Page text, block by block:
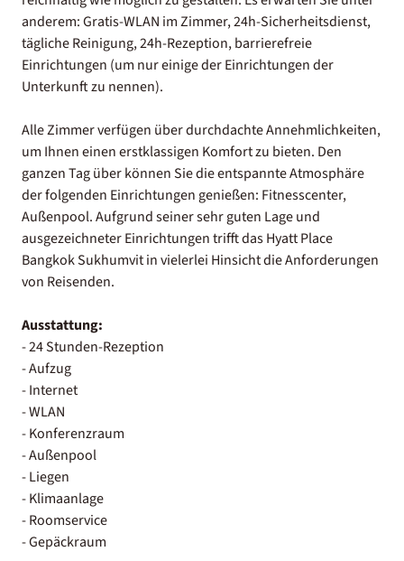
anderem: Gratis-WLAN im Zimmer, 24h-Sicherheitsdienst,
tägliche Reinigung, 24h-Rezeption, barrierefreie
Einrichtungen (um nur einige der Einrichtungen der
Unterkunft zu nennen).
Alle Zimmer verfügen über durchdachte Annehmlichkeiten,
um Ihnen einen erstklassigen Komfort zu bieten. Den
ganzen Tag über können Sie die entspannte Atmosphäre
der folgenden Einrichtungen genießen: Fitnesscenter,
Außenpool. Aufgrund seiner sehr guten Lage und
ausgezeichneter Einrichtungen trifft das Hyatt Place
Bangkok Sukhumvit in vielerlei Hinsicht die Anforderungen
von Reisenden.
Ausstattung:
- 24 Stunden-Rezeption
- Aufzug
- Internet
- WLAN
- Konferenzraum
- Außenpool
- Liegen
- Klimaanlage
- Roomservice
- Gepäckraum